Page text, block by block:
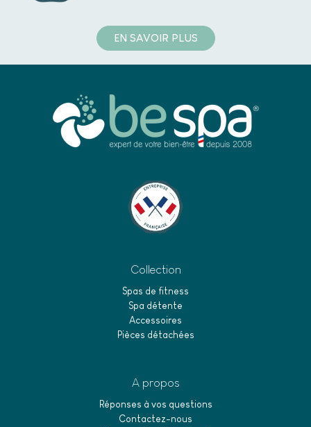
EN SAVOIR PLUS
Collection
Spas de fitness
Spa détente
Accessoires
Pièces détachées
A propos
Réponses à vos questions
Contactez-nous